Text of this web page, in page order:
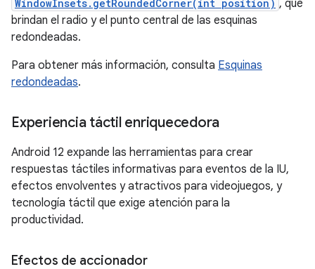
WindowInsets.getRoundedCorner(int position) , que
brindan el radio y el punto central de las esquinas
redondeadas.
Para obtener más información, consulta Esquinas
redondeadas.
Experiencia táctil enriquecedora
Android 12 expande las herramientas para crear
respuestas táctiles informativas para eventos de la IU,
efectos envolventes y atractivos para videojuegos, y
tecnología táctil que exige atención para la
productividad.
Efectos de accionador